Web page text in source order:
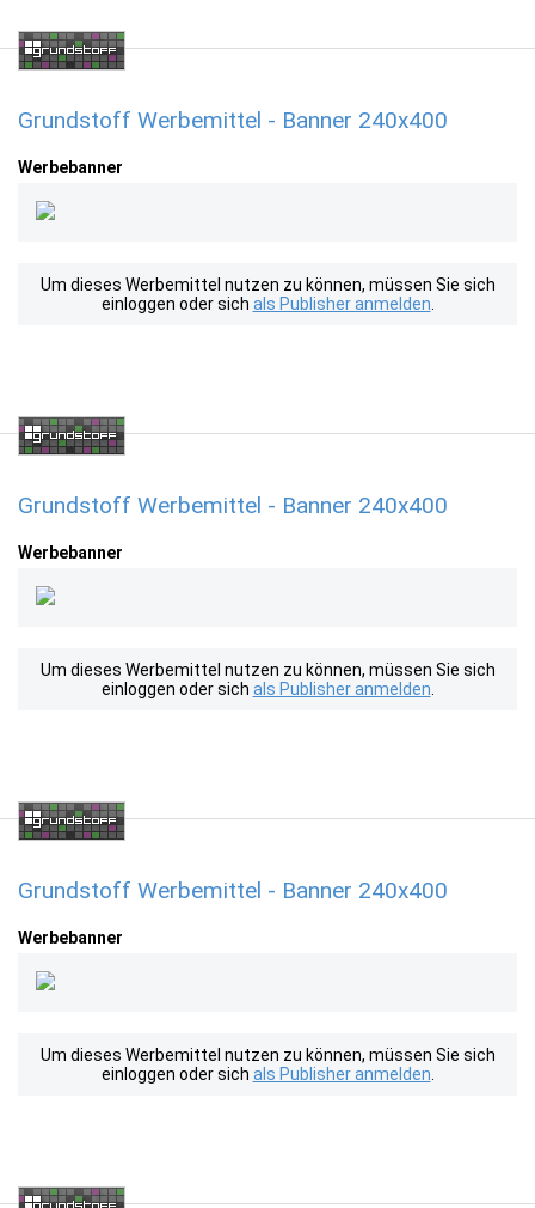
Grundstoff Werbemittel - Banner 240x400
Werbebanner
Um dieses Werbemittel nutzen zu können, müssen Sie sich
einloggen oder sich als Publisher anmelden
Grundstoff Werbemittel - Banner 240x400
Werbebanner
Um dieses Werbemittel nutzen zu können, müssen Sie sich
einloggen oder sich als Publisher anmelden
Grundstoff Werbemittel - Banner 240x400
Werbebanner
Um dieses Werbemittel nutzen zu können, müssen Sie sich
einloggen oder sich als Publisher anmelden